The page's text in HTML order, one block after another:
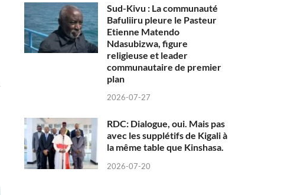
Sud-Kivu : La communauté
Bafuliiru pleure le Pasteur
Etienne Matendo
Ndasubizwa, figure
religieuse et leader
communautaire de premier
plan
2026-07-27
RDC: Dialogue, oui. Mais pas
avec les supplétifs de Kigali à
la même table que Kinshasa.
2026-07-20